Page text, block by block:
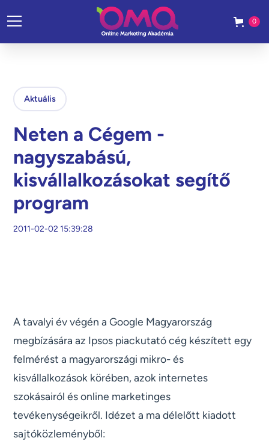
0
Aktuális
Neten a Cégem -
nagyszabású,
kisvállalkozásokat segítő
program
2011-02-02 15:39:28
A tavalyi év végén a Google Magyarország
megbízására az Ipsos piackutató cég készített egy
felmérést a magyarországi mikro- és
kisvállalkozások körében, azok internetes
szokásairól és online marketinges
tevékenységeikről. Idézet a ma délelőtt kiadott
sajtóközleményből: